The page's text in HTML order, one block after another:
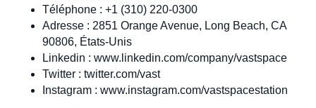
Téléphone : +1 (310) 220-0300
Adresse : 2851 Orange Avenue, Long Beach, CA
90806, États-Unis
Linkedin : www.linkedin.com/company/vastspace
Twitter : twitter.com/vast
Instagram : www.instagram.com/vastspacestation